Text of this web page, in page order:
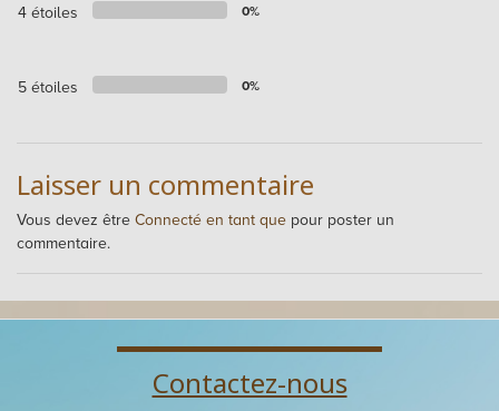
4 étoiles 0%
5 étoiles 0%
Laisser un commentaire
Vous devez être Connecté en tant que pour poster un
commentaire.
Contactez-nous